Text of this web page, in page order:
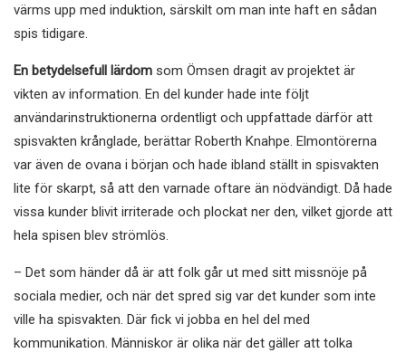
värms upp med induktion, särskilt om man inte haft en sådan
spis tidigare.
En betydelsefull lärdom som Ömsen dragit av projektet är
vikten av information. En del kunder hade inte följt
användarinstruktionerna ordentligt och uppfattade därför att
spisvakten krånglade, berättar Roberth Knahpe. Elmontörerna
var även de ovana i början och hade ibland ställt in spisvakten
lite för skarpt, så att den varnade oftare än nödvändigt. Då hade
vissa kunder blivit irriterade och plockat ner den, vilket gjorde att
hela spisen blev strömlös.
– Det som händer då är att folk går ut med sitt missnöje på
sociala medier, och när det spred sig var det kunder som inte
ville ha spisvakten. Där fick vi jobba en hel del med
kommunikation. Människor är olika när det gäller att tolka